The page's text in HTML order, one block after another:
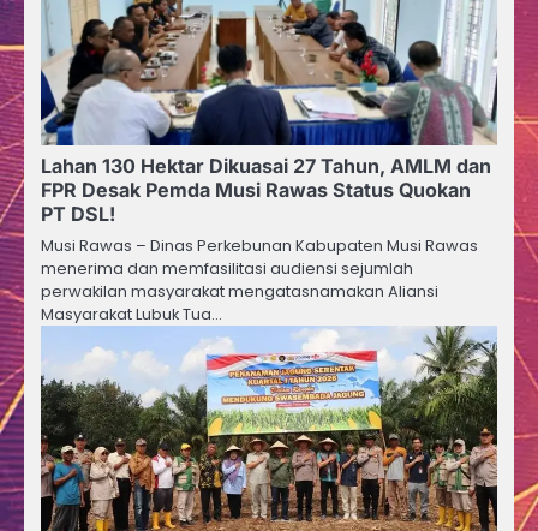
Lahan 130 Hektar Dikuasai 27 Tahun, AMLM dan
FPR Desak Pemda Musi Rawas Status Quokan
PT DSL!
Musi Rawas – Dinas Perkebunan Kabupaten Musi Rawas
menerima dan memfasilitasi audiensi sejumlah
perwakilan masyarakat mengatasnamakan Aliansi
Masyarakat Lubuk Tua…